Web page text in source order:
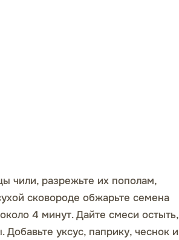
чили, разрежьте их пополам,
сковороде обжарьте семена
4 минут. Дайте смеси остыть,
уксус, паприку, чеснок и